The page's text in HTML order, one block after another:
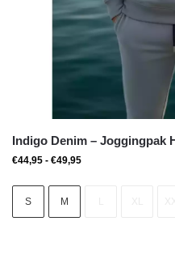
Indigo Denim – Joggingpak
€44,95 - €49,95
S M